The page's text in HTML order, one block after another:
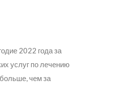
2022 года за
услуг по лечению
чем за